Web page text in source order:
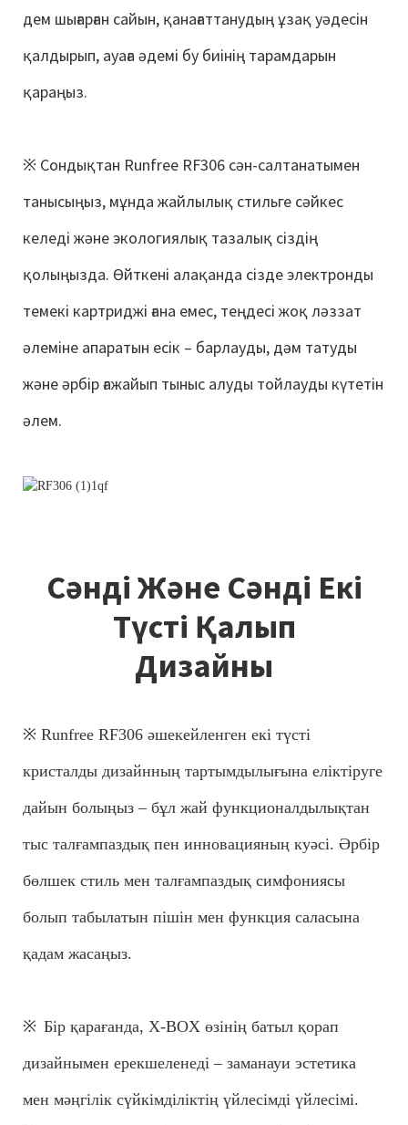
дем шығарған сайын, қанағаттанудың ұзақ уәдесін
қалдырып, ауаға әдемі бу биінің тарамдарын
қараңыз.
※ Сондықтан Runfree RF306 сән-салтанатымен
танысыңыз, мұнда жайлылық стильге сәйкес
келеді және экологиялық тазалық сіздің
қолыңызда. Өйткені алақанда сізде электронды
темекі картриджі ғана емес, теңдесі жоқ ләззат
әлеміне апаратын есік – барлауды, дәм татуды
және әрбір ғажайып тыныс алуды тойлауды күтетін
әлем.
Сәнді Және Сәнді Екі
Түсті Қалып
Дизайны
※ Runfree RF306 әшекейленген екі түсті
кристалды дизайнның тартымдылығына еліктіруге
дайын болыңыз – бұл жай функционалдылықтан
тыс талғампаздық пен инновацияның куәсі. Әрбір
бөлшек стиль мен талғампаздық симфониясы
болып табылатын пішін мен функция саласына
қадам жасаңыз.
※ Бір қарағанда, X-BOX өзінің батыл қорап
дизайнымен ерекшеленеді – заманауи эстетика
мен мәңгілік сүйкімділіктің үйлесімді үйлесімі.